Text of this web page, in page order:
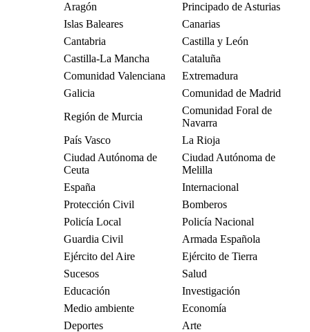
Aragón
Principado de Asturias
Islas Baleares
Canarias
Cantabria
Castilla y León
Castilla-La Mancha
Cataluña
Comunidad Valenciana
Extremadura
Galicia
Comunidad de Madrid
Región de Murcia
Comunidad Foral de
Navarra
País Vasco
La Rioja
Ciudad Autónoma de
Ceuta
Ciudad Autónoma de
Melilla
España
Internacional
Protección Civil
Bomberos
Policía Local
Policía Nacional
Guardia Civil
Armada Española
Ejército del Aire
Ejército de Tierra
Sucesos
Salud
Educación
Investigación
Medio ambiente
Economía
Deportes
Arte